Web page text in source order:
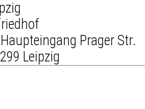
Prager Str.
Leipzig